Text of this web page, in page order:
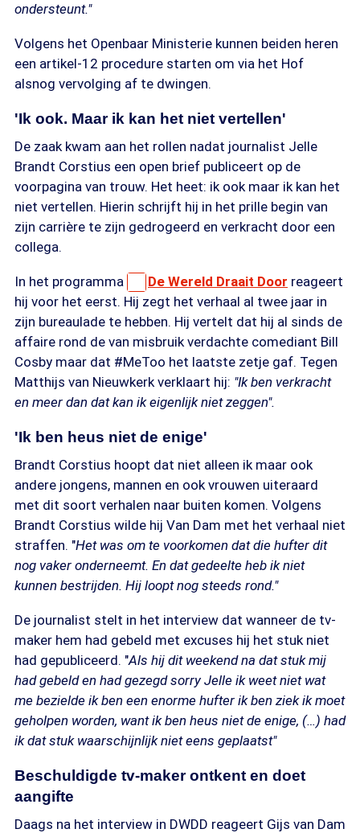
ondersteunt."
Volgens het Openbaar Ministerie kunnen beiden heren
een artikel-12 procedure starten om via het Hof
alsnog vervolging af te dwingen.
'Ik ook. Maar ik kan het niet vertellen'
De zaak kwam aan het rollen nadat journalist Jelle
Brandt Corstius een open brief publiceert op de
voorpagina van trouw. Het heet: ik ook maar ik kan het
niet vertellen. Hierin schrijft hij in het prille begin van
zijn carrière te zijn gedrogeerd en verkracht door een
collega.
In het programma De Wereld Draait Door reageert
hij voor het eerst. Hij zegt het verhaal al twee jaar in
zijn bureaulade te hebben. Hij vertelt dat hij al sinds de
affaire rond de van misbruik verdachte comediant Bill
Cosby maar dat #MeToo het laatste zetje gaf. Tegen
Matthijs van Nieuwkerk verklaart hij: "Ik ben verkracht
en meer dan dat kan ik eigenlijk niet zeggen".
'Ik ben heus niet de enige'
Brandt Corstius hoopt dat niet alleen ik maar ook
andere jongens, mannen en ook vrouwen uiteraard
met dit soort verhalen naar buiten komen. Volgens
Brandt Corstius wilde hij Van Dam met het verhaal niet
straffen. "Het was om te voorkomen dat die hufter dit
nog vaker onderneemt. En dat gedeelte heb ik niet
kunnen bestrijden. Hij loopt nog steeds rond."
De journalist stelt in het interview dat wanneer de tv-
maker hem had gebeld met excuses hij het stuk niet
had gepubliceerd. "Als hij dit weekend na dat stuk mij
had gebeld en had gezegd sorry Jelle ik weet niet wat
me bezielde ik ben een enorme hufter ik ben ziek ik moet
geholpen worden, want ik ben heus niet de enige, (…) had
ik dat stuk waarschijnlijk niet eens geplaatst"
Beschuldigde tv-maker ontkent en doet
aangifte
Daags na het interview in DWDD reageert Gijs van Dam